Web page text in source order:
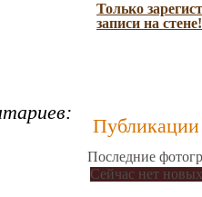
Только
записи на стене!
Публикации
Последние
Сейчас нет